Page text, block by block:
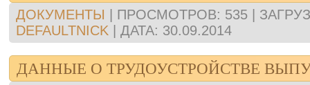
ДОКУМЕНТЫ ПРОСМОТРОВ: 535
DEFAULTNICK
ДАТА: 30.09.2014
ДАННЫЕ О ТРУДОУСТРОЙСТВЕ